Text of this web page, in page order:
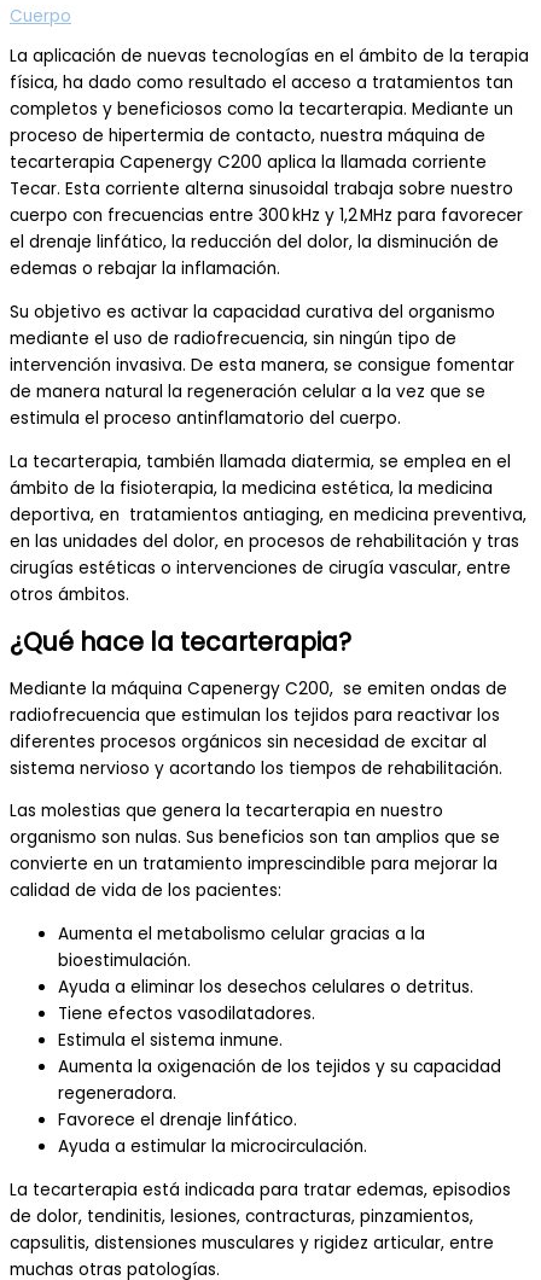
Cuerpo
La aplicación de nuevas tecnologías en el ámbito de la terapia
física, ha dado como resultado el acceso a tratamientos tan
completos y beneficiosos como la tecarterapia. Mediante un
proceso de hipertermia de contacto, nuestra máquina de
tecarterapia Capenergy C200 aplica la llamada corriente
Tecar. Esta corriente alterna sinusoidal trabaja sobre nuestro
cuerpo con frecuencias entre 300 kHz y 1,2 MHz para favorecer
el drenaje linfático, la reducción del dolor, la disminución de
edemas o rebajar la inflamación.
Su objetivo es activar la capacidad curativa del organismo
mediante el uso de radiofrecuencia, sin ningún tipo de
intervención invasiva. De esta manera, se consigue fomentar
de manera natural la regeneración celular a la vez que se
estimula el proceso antinflamatorio del cuerpo.
La tecarterapia, también llamada diatermia, se emplea en el
ámbito de la fisioterapia, la medicina estética, la medicina
deportiva, en tratamientos antiaging, en medicina preventiva,
en las unidades del dolor, en procesos de rehabilitación y tras
cirugías estéticas o intervenciones de cirugía vascular, entre
otros ámbitos.
¿Qué hace la tecarterapia?
Mediante la máquina Capenergy C200, se emiten ondas de
radiofrecuencia que estimulan los tejidos para reactivar los
diferentes procesos orgánicos sin necesidad de excitar al
sistema nervioso y acortando los tiempos de rehabilitación.
Las molestias que genera la tecarterapia en nuestro
organismo son nulas. Sus beneficios son tan amplios que se
convierte en un tratamiento imprescindible para mejorar la
calidad de vida de los pacientes:
Aumenta el metabolismo celular gracias a la
bioestimulación.
Ayuda a eliminar los desechos celulares o detritus.
Tiene efectos vasodilatadores.
Estimula el sistema inmune.
Aumenta la oxigenación de los tejidos y su capacidad
regeneradora.
Favorece el drenaje linfático.
Ayuda a estimular la microcirculación.
La tecarterapia está indicada para tratar edemas, episodios
de dolor, tendinitis, lesiones, contracturas, pinzamientos,
capsulitis, distensiones musculares y rigidez articular, entre
muchas otras patologías.